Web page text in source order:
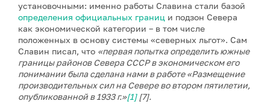
установочными: именно работы Славина стали базой
определения официальных границ и подзон Севера
как экономической категории – в том числе
положенных в основу системы «северных льгот». Сам
Славин писал, что «первая попытка определить южные
границы районов Севера СССР в экономическом его
понимании была сделана нами в работе «Размещение
производительных сил на Севере во втором пятилетии,
опубликованной в 1933 г.»[1][7].